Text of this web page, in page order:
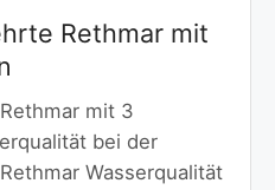
Rethmar mit
mit 3
bei der
Wasserqualität